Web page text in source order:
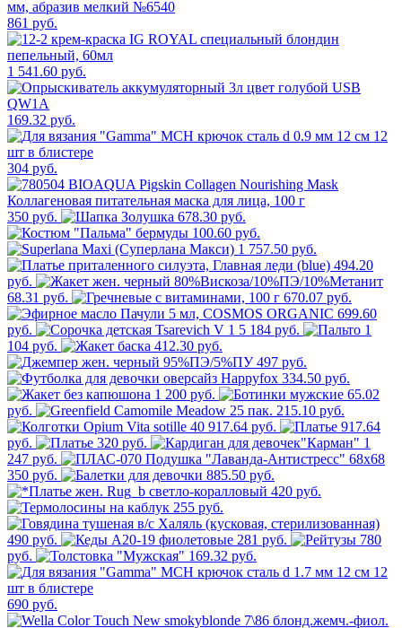
861 руб.
1 541.60 руб.
169.32 руб.
304 руб.
350 руб.
678.30 руб.
100.60 руб.
1 757.50 руб.
494.20
руб.
68.31 руб.
670.07 руб.
699.60
руб.
5 184 руб.
1
104 руб.
412.30 руб.
497 руб.
334.50 руб.
1 200 руб.
65.02
руб.
215.10 руб.
917.64 руб.
917.64
руб.
320 руб.
1
247 руб.
350 руб.
885.50 руб.
420 руб.
255 руб.
490 руб. 281 руб.
780
руб.
169.32 руб.
690 руб.